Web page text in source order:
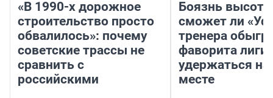
«В 1990-х дорожное
строительство просто
обвалилось»: почему
советские трассы не
сравнить с
российскими
Боязнь
сможет ли
тренера
фаворита лиги
удержаться
месте